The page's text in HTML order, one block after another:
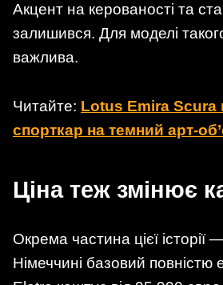
Акцент на керованості та
залишився. Для моделі
важлива.
Читайте: Lotus Emira Scura
спорткар на темний арт-
Ціна теж змінює
Окрема частина цієї історії
Німеччині базовий повністю